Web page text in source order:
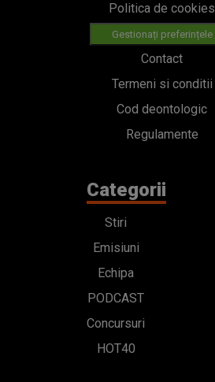
Politica de cookies
Gestionați preferințele
Contact
Termeni si conditii
Cod deontologic
Regulamente
Categorii
Stiri
Emisiuni
Echipa
PODCAST
Concursuri
HOT40